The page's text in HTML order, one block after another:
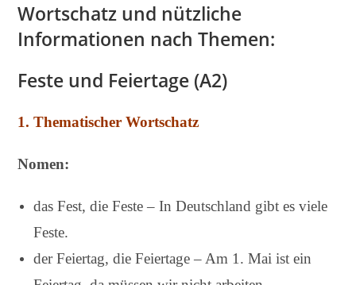
Wortschatz und nützliche
Informationen nach Themen:
Feste und Feiertage (A2)
1. Thematischer Wortschatz
Nomen:
das Fest, die Feste – In Deutschland gibt es viele
Feste.
der Feiertag, die Feiertage – Am 1. Mai ist ein